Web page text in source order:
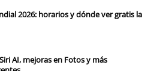
2026: horarios y dónde ver gratis la
AI, mejoras en Fotos y más